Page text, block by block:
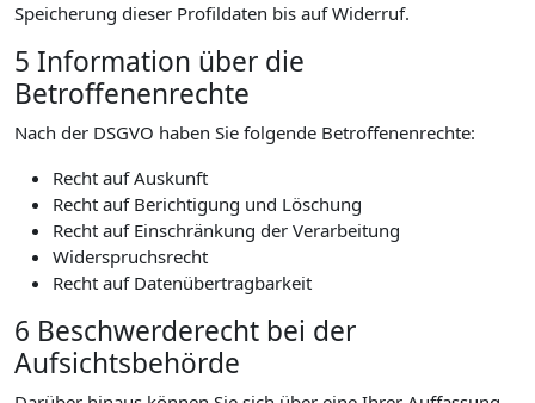
Speicherung dieser Profildaten bis auf Widerruf.
5 Information über die
Betroffenenrechte
Nach der DSGVO haben Sie folgende Betroffenenrechte:
Recht auf Auskunft
Recht auf Berichtigung und Löschung
Recht auf Einschränkung der Verarbeitung
Widerspruchsrecht
Recht auf Datenübertragbarkeit
6 Beschwerderecht bei der
Aufsichtsbehörde